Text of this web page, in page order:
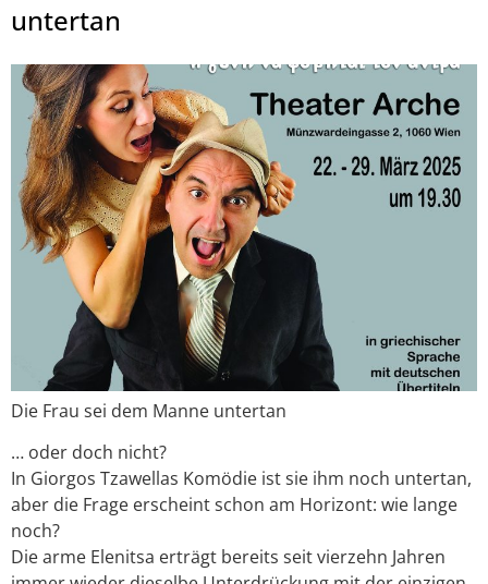
untertan
Die Frau sei dem Manne untertan
… oder doch nicht?
In Giorgos Tzawellas Komödie ist sie ihm noch untertan,
aber die Frage erscheint schon am Horizont: wie lange
noch?
Die arme Elenitsa erträgt bereits seit vierzehn Jahren